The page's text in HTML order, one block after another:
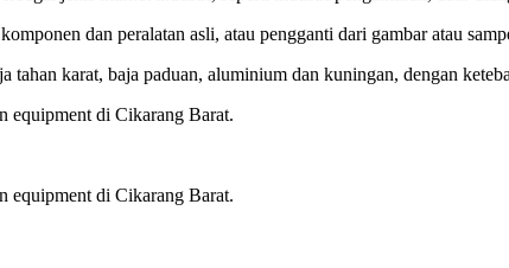
dan peralatan asli, atau pengganti dari gambar atau
tahan karat, baja paduan, aluminium dan kuningan, dengan